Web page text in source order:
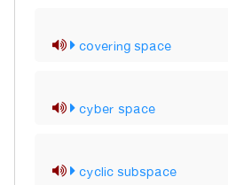
covering space
cyber space
cyclic subspace